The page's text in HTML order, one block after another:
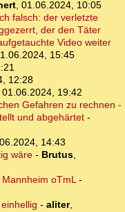
, 01.06.2024, 10:05
falsch: der verletzte
der den Täter
Video weiter
15:45
12:28
01.06.2024, 19:42
Gefahren zu rechnen -
und abgehärtet -
14:43
wäre- Brutus,
oTmL-
- aliter,